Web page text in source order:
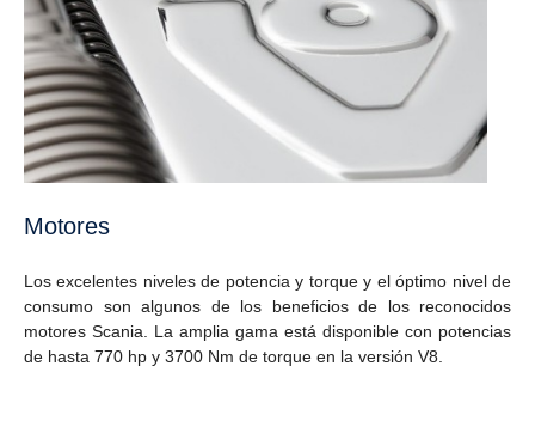
Motores
Los excelentes niveles de potencia y torque y el óptimo nivel de
consumo son algunos de los beneficios de los reconocidos
motores Scania. La amplia gama está disponible con potencias
de hasta 770 hp y 3700 Nm de torque en la versión V8.